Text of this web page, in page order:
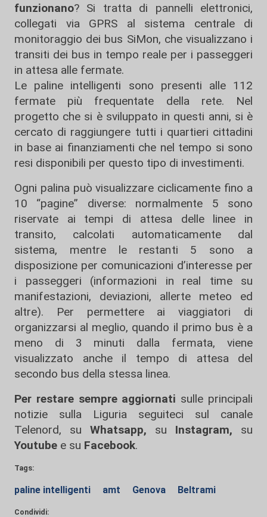
funzionano? Si tratta di pannelli elettronici,
collegati via GPRS al sistema centrale di
monitoraggio dei bus SiMon, che visualizzano i
transiti dei bus in tempo reale per i passeggeri
in attesa alle fermate.
Le paline intelligenti sono presenti alle 112
fermate più frequentate della rete. Nel
progetto che si è sviluppato in questi anni, si è
cercato di raggiungere tutti i quartieri cittadini
in base ai finanziamenti che nel tempo si sono
resi disponibili per questo tipo di investimenti.
Ogni palina può visualizzare ciclicamente fino a
10 “pagine” diverse: normalmente 5 sono
riservate ai tempi di attesa delle linee in
transito, calcolati automaticamente dal
sistema, mentre le restanti 5 sono a
disposizione per comunicazioni d’interesse per
i passeggeri (informazioni in real time su
manifestazioni, deviazioni, allerte meteo ed
altre). Per permettere ai viaggiatori di
organizzarsi al meglio, quando il primo bus è a
meno di 3 minuti dalla fermata, viene
visualizzato anche il tempo di attesa del
secondo bus della stessa linea.
Per restare sempre aggiornati sulle principali
notizie sulla Liguria seguiteci sul canale
Telenord, su
Whatsapp, su Instagram, su
Youtube e su Facebook.
Tags:
paline intelligenti amt Genova Beltrami
Condividi: